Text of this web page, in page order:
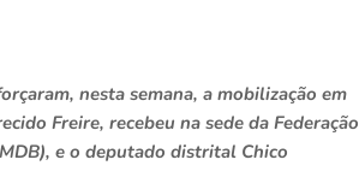
nesta semana, a mobilização em
Freire, recebeu na sede da Federação
e o deputado distrital Chico